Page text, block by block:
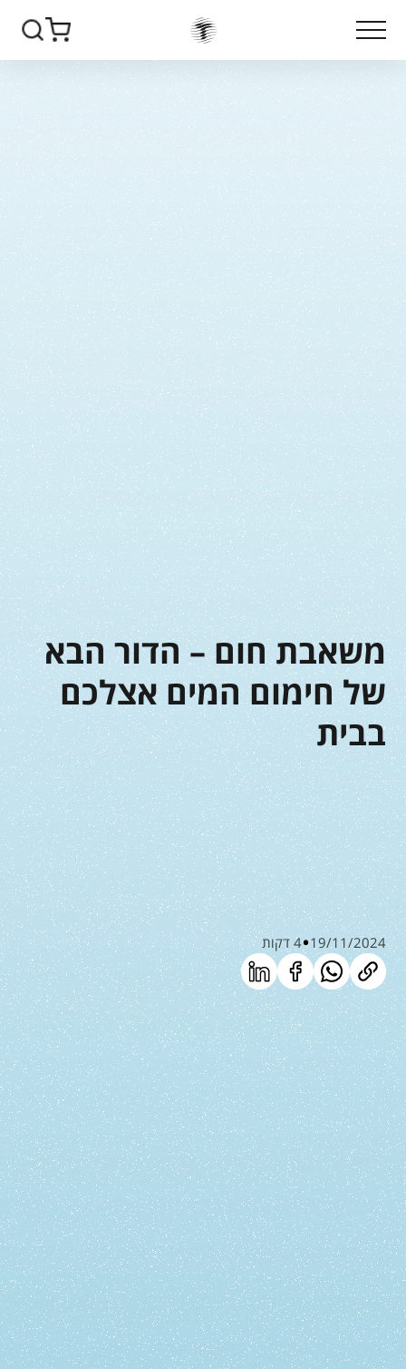
משאבת חום – הדור הבא
של חימום המים אצלכם
בבית
19/11/2024 4 דקות